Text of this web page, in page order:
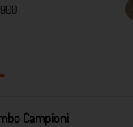
Campioni